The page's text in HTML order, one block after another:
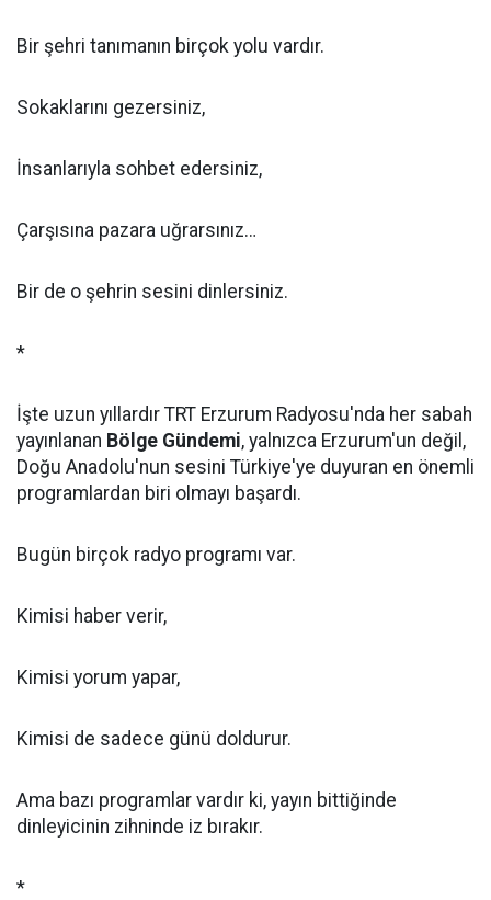
Bir şehri tanımanın birçok yolu vardır.
Sokaklarını gezersiniz,
İnsanlarıyla sohbet edersiniz,
Çarşısına pazara uğrarsınız…
Bir de o şehrin sesini dinlersiniz.
*
İşte uzun yıllardır TRT Erzurum Radyosu'nda her sabah
yayınlanan Bölge Gündemi, yalnızca Erzurum'un değil,
Doğu Anadolu'nun sesini Türkiye'ye duyuran en önemli
programlardan biri olmayı başardı.
Bugün birçok radyo programı var.
Kimisi haber verir,
Kimisi yorum yapar,
Kimisi de sadece günü doldurur.
Ama bazı programlar vardır ki, yayın bittiğinde
dinleyicinin zihninde iz bırakır.
*